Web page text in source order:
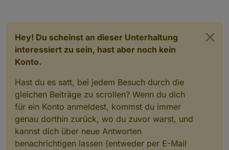
Hey! Du scheinst an dieser Unterhaltung
interessiert zu sein, hast aber noch kein
Konto.
Hast du es satt, bei jedem Besuch durch die
gleichen Beiträge zu scrollen? Wenn du dich
für ein Konto anmeldest, kommst du immer
genau dorthin zurück, wo du zuvor warst, und
kannst dich über neue Antworten
benachrichtigen lassen (entweder per E-Mail